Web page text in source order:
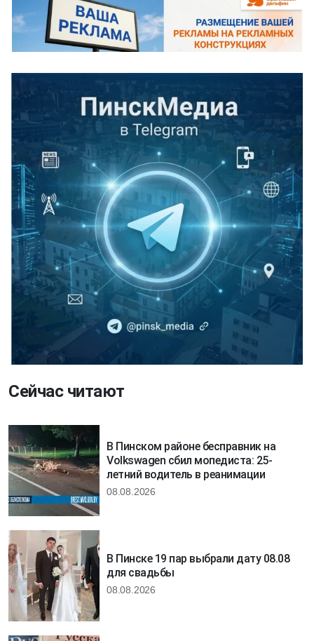
Сейчас читают
В Пинском районе бесправник на
Volkswagen сбил мопедиста: 25-
летний водитель в реанимации
08.08.2026
В Пинске 19 пар выбрали дату 08.08
для свадьбы
08.08.2026